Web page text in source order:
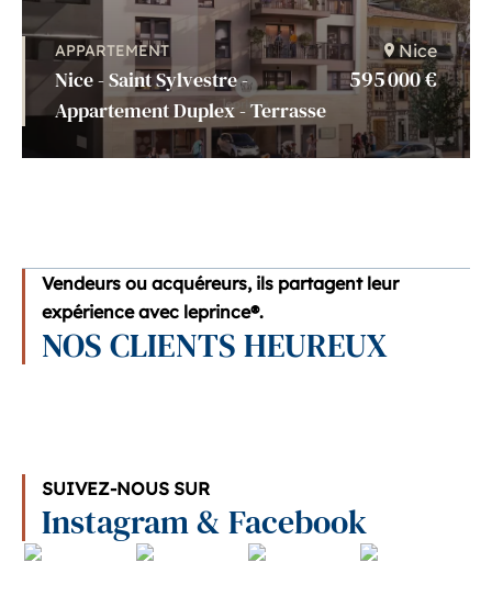
APPARTEMENT
Nice - Saint Sylvestre -
Appartement Duplex - Terrasse
Nice
595 000 €
Vendeurs ou acquéreurs, ils partagent leur
expérience avec leprince®.
NOS CLIENTS HEUREUX
SUIVEZ-NOUS SUR
Instagram & Facebook